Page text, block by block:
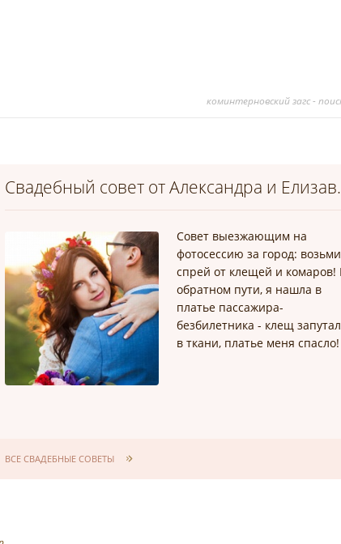
коминтерновский загс -
Совет выезжающим на
фотосессию за город:
спрей от клещей и комаров!
обратном пути, я нашла в
платье пассажира-
безбилетника - клещ
в ткани, платье меня спасло!
ВСЕ СВАДЕБНЫЕ СОВЕТЫ